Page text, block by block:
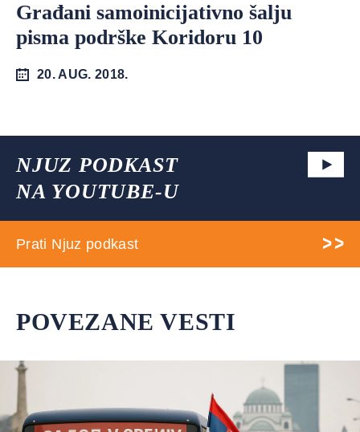
Građani samoinicijativno šalju
pisma podrške Koridoru 10
20. AUG. 2018.
NJUZ PODKAST
NA YOUTUBE-U
Prati Njuz podkast
POVEZANE VESTI